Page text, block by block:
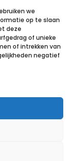
we
op te slaan
deze
of unieke
of intrekken van
negatief
ES
12l.nst.
aan verlanglijst